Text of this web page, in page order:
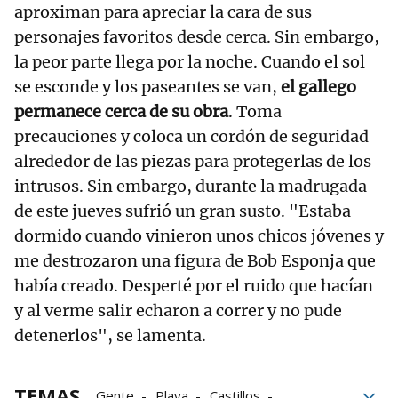
aproximan para apreciar la cara de sus
personajes favoritos desde cerca. Sin embargo,
la peor parte llega por la noche. Cuando el sol
se esconde y los paseantes se van, el gallego
permanece cerca de su obra. Toma
precauciones y coloca un cordón de seguridad
alrededor de las piezas para protegerlas de los
intrusos. Sin embargo, durante la madrugada
de este jueves sufrió un gran susto. "Estaba
dormido cuando vinieron unos chicos jóvenes y
me destrozaron una figura de Bob Esponja que
había creado. Desperté por el ruido que hacían
y al verme salir echaron a correr y no pude
detenerlos", se lamenta.